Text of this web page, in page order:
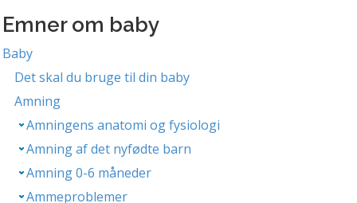
Emner om baby
Baby
Det skal du bruge til din baby
Amning
Amningens anatomi og fysiologi
Amning af det nyfødte barn
Amning 0-6 måneder
Ammeproblemer